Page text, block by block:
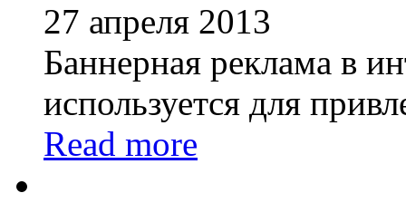
27 апреля 2013
Баннерная реклама в
используется для
Read more